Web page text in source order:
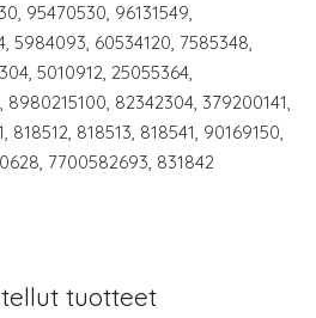
95470530, 96131549,
5984093, 60534120, 7585348,
5010912, 25055364,
82342304, 379200141,
818512, 818513, 818541, 90169150,
7700582693, 831842
tuotteet